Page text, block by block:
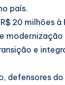
país.
20 milhões à
modernização
e
defensores